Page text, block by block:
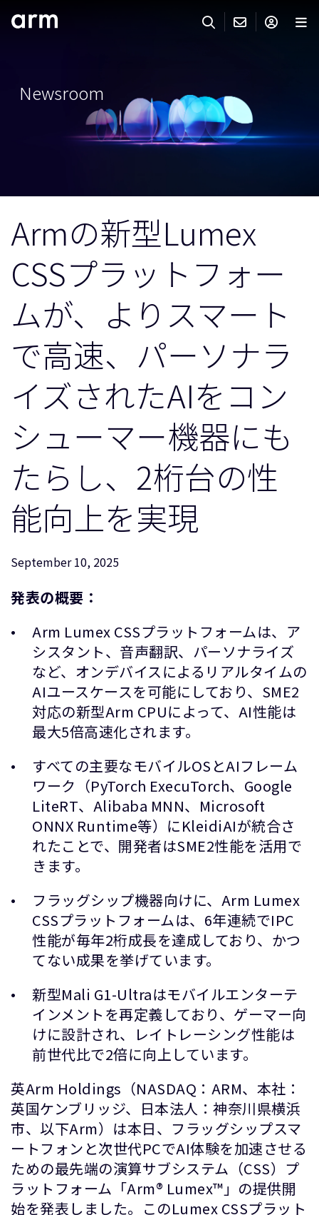
Skip to Footer
サポート
IP サポート
企業様向けFlexible Access
IPライセンスのお問い合わせ
その他のお問い合わせ
Arm Integrity Helpline
報道関連
人材採用
研究連携
ウェブサイト
IR関連
セキュリティ脆弱性の報告
グローバル本社
110 Fulbourn Road
Cambridge, UK
CB1 9NJ
Tel: + 44(1223) 400 400 [main reception]
Armアカウント
ログインしてArmアカウントにアクセスする。
開発
サポート&トレーニング
企業情報
Newsroom
Armの新型Lumex
CSSプラットフォー
ムが、よりスマート
で高速、パーソナラ
イズされたAIをコン
シューマー機器にも
たらし、2桁台の性
能向上を実現
September 10, 2025
発表の概要：
Arm Lumex CSSプラットフォームは、ア
シスタント、音声翻訳、パーソナライズ
など、オンデバイスによるリアルタイムの
AIユースケースを可能にしており、SME2
対応の新型Arm CPUによって、AI性能は
最大5倍高速化されます。
すべての主要なモバイルOSとAIフレーム
ワーク（PyTorch ExecuTorch、Google
LiteRT、Alibaba MNN、Microsoft
ONNX Runtime等）にKleidiAIが統合さ
れたことで、開発者はSME2性能を活用で
きます。
フラッグシップ機器向けに、Arm Lumex
CSSプラットフォームは、6年連続でIPC
性能が毎年2桁成長を達成しており、かつ
てない成果を挙げています。
新型Mali G1-Ultraはモバイルエンターテ
インメントを再定義しており、ゲーマー向
けに設計され、レイトレーシング性能は
前世代比で2倍に向上しています。
英Arm Holdings（NASDAQ：ARM、本社：
英国ケンブリッジ、日本法人：神奈川県横浜
市、以下Arm）は本日、フラッグシップスマ
ートフォンと次世代PCでAI体験を加速させる
ための最先端の演算サブシステム（CSS）プ
ラットフォーム「Arm® Lumex™」の提供開
始を発表しました。このLumex CSSプラット